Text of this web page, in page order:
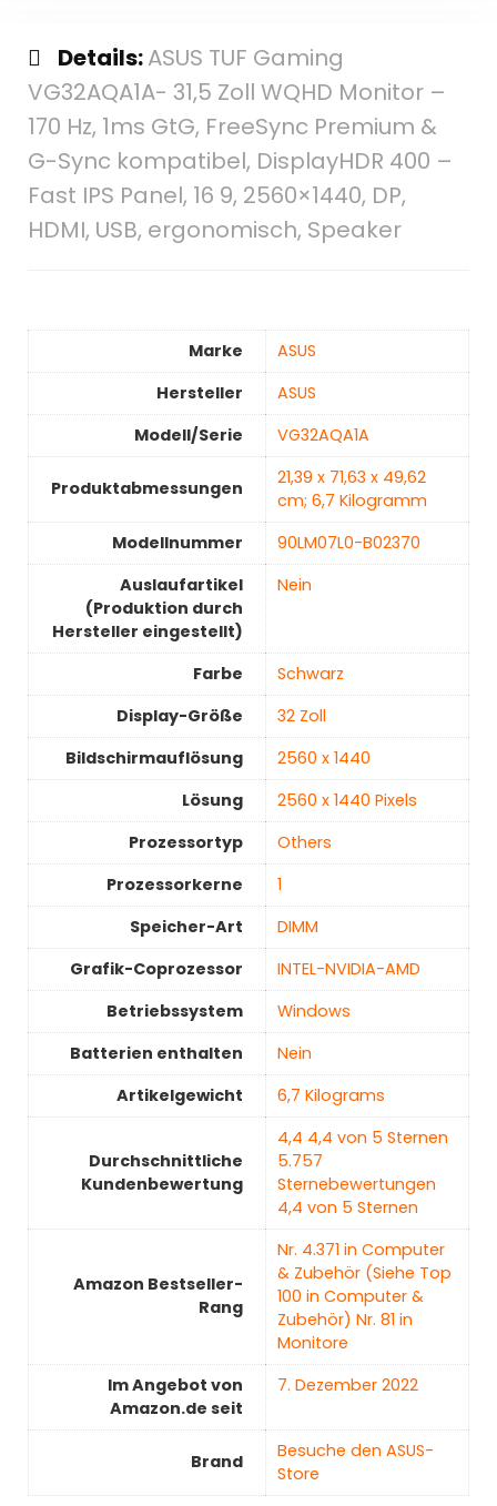
Details:ASUS TUF Gaming
VG32AQA1A- 31,5 Zoll WQHD Monitor –
170 Hz, 1ms GtG, FreeSync Premium &
G-Sync kompatibel, DisplayHDR 400 –
Fast IPS Panel, 16 9, 2560×1440, DP,
HDMI, USB, ergonomisch, Speaker
Marke
‎ASUS
Hersteller
‎ASUS
Modell/Serie
‎VG32AQA1A
Produktabmessungen
‎21,39 x 71,63 x 49,62
cm; 6,7 Kilogramm
Modellnummer
‎90LM07L0-B02370
Auslaufartikel
(Produktion durch
Hersteller eingestellt)
‎Nein
Farbe
‎Schwarz
Display-Größe
‎32 Zoll
Bildschirmauflösung
‎2560 x 1440
Lösung
‎2560 x 1440 Pixels
Prozessortyp
‎Others
Prozessorkerne
1
Speicher-Art
‎DIMM
Grafik-Coprozessor
‎INTEL-NVIDIA-AMD
Betriebssystem
‎Windows
Batterien enthalten
‎Nein
Artikelgewicht
‎6,7 Kilograms
Durchschnittliche
Kundenbewertung
4,4 4,4 von 5 Sternen
5.757
Sternebewertungen
4,4 von 5 Sternen
Amazon Bestseller-
Rang
Nr. 4.371 in Computer
& Zubehör (Siehe Top
100 in Computer &
Zubehör) Nr. 81 in
Monitore
Im Angebot von
Amazon.de seit
7. Dezember 2022
Brand
Besuche den ASUS-
Store